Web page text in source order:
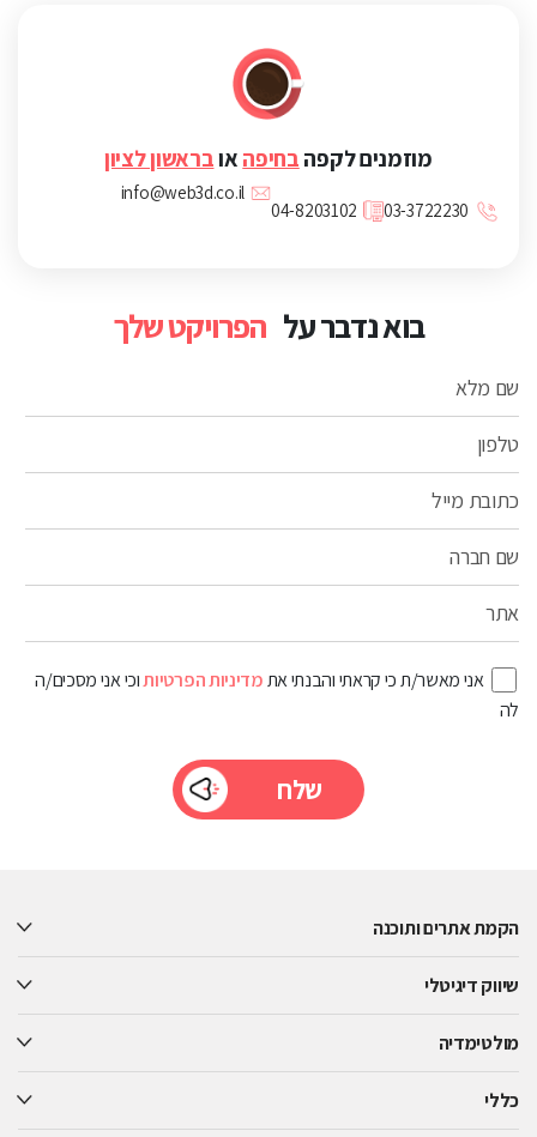
בוא נדבר על הפרויקט שלך
שם מלא
טלפון
כתובת מייל
שם חברה
אתר
אני מאשר/ת כי קראתי והבנתי אתמדיניות הפרטיותוכי אני מסכים/ה
לה
field
מוזמנים לקפה בחיפה אובראשון לציון
03-3722230
04-8203102
info@web3d.co.il
הקמת אתרים ותוכנה
שיווק דיגיטלי
מולטימדיה
כללי